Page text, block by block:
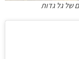
של גל גדות